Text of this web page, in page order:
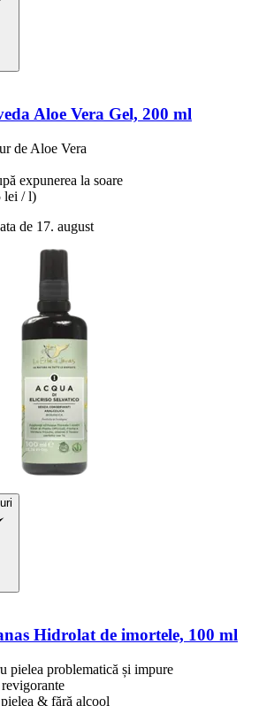
Aloe Vera Gel, 200 ml
de Aloe Vera
expunerea la soare
lei / l)
de 17. august
Hidrolat de imortele, 100 ml
pielea problematică și impure
& fără alcool